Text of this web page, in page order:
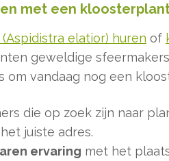
met een
elatior) huren of
geweldige
om vandaag nog een
die op zoek zijn naar
juiste adres.
ervaring met het